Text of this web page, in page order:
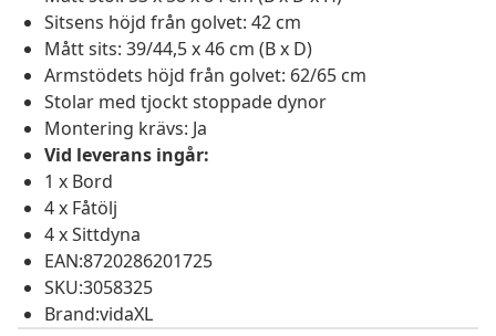
Sitsens höjd från golvet: 42 cm
Mått sits: 39/44,5 x 46 cm (B x D)
Armstödets höjd från golvet: 62/65 cm
Stolar med tjockt stoppade dynor
Montering krävs: Ja
Vid leverans ingår:
1 x Bord
4 x Fåtölj
4 x Sittdyna
EAN:8720286201725
SKU:3058325
Brand:vidaXL